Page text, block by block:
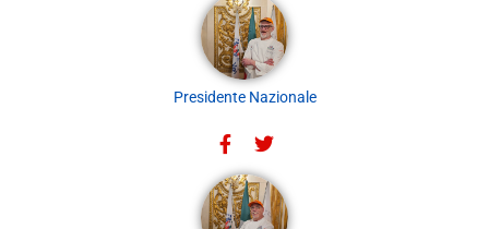
Presidente Nazionale